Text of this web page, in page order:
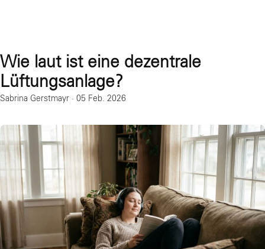
Wie laut ist eine dezentrale
Lüftungsanlage?
Sabrina Gerstmayr · 05 Feb. 2026